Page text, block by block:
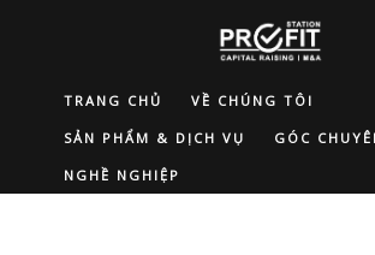
TRANG CHỦ VỀ CHÚNG TÔI
SẢN PHẨM & DỊCH VỤ GÓC
NGHỀ NGHIỆP